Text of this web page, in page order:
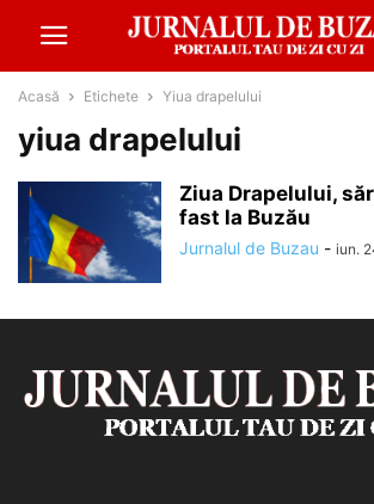
Acasă Etichete Yiua drapelului
yiua drapelului
Ziua Drapelului,
fast la Buzău
Jurnalul de Buzau - iun.